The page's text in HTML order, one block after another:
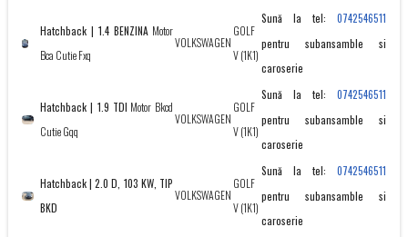
Hatchback | 1.4 BENZINAMotor
Bca Cutie Fxq
VOLKSWAGEN
GOLF
V (1K1)
Sună la tel: 0742546511
pentru subansamble si
caroserie
Hatchback | 1.9 TDI Motor Bkcd
Cutie Gqq
VOLKSWAGEN
GOLF
V (1K1)
Sună la tel: 0742546511
pentru subansamble si
caroserie
Hatchback | 2.0 D, 103 KW, TIP
BKD
VOLKSWAGEN
GOLF
V (1K1)
Sună la tel: 0742546511
pentru subansamble si
caroserie